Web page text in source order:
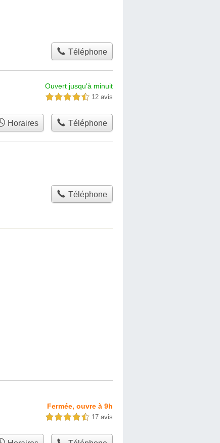
Téléphone
Ouvert jusqu'à minuit
4,5 étoiles sur 5 12 avis
Horaires Téléphone
Téléphone
Fermée, ouvre à 9h
4,5 étoiles sur 5 17 avis